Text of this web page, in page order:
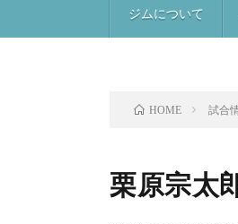
ジムについて
HOME 試合
栗原宗太